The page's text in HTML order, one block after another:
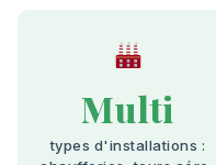
Multi
types d'installations :